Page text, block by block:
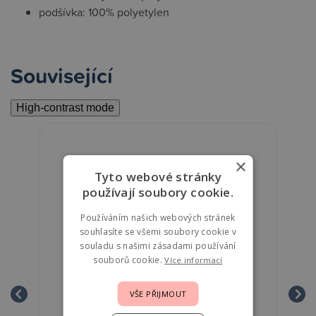
podšívka: 100% polyetylen
Související
High-contrast mode
×
Tyto webové stránky
používají soubory cookie.
Používáním našich webových stránek
souhlasíte se všemi soubory cookie v
souladu s našimi zásadami používání
souborů cookie.Více informací
VŠE PŘIJMOUT